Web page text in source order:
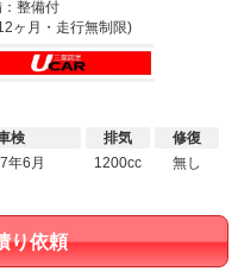
整備付
ヶ月・走行無制限)
検
年6月
排気
1200cc
修復
無し
り依頼